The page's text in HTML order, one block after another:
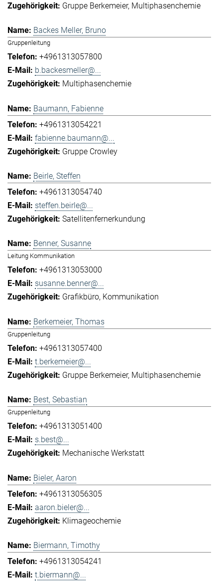
Gruppe Berkemeier Multiphasenchemie
Backes Meller, Bruno
Gruppenleitung
+4961313057800
b.backesmeller@...
Multiphasenchemie
Baumann, Fabienne
+4961313054221
fabienne.baumann@...
Gruppe Crowley
Beirle, Steffen
+4961313054740
steffen.beirle@...
Satellitenfernerkundung
Benner, Susanne
Leitung Kommunikation
+4961313053000
susanne.benner@...
Grafikbüro Kommunikation
Berkemeier, Thomas
Gruppenleitung
+4961313057400
t.berkemeier@...
Gruppe Berkemeier Multiphasenchemie
Best, Sebastian
Gruppenleitung
+4961313051400
s.best@...
Mechanische Werkstatt
Bieler, Aaron
+4961313056305
aaron.bieler@...
Klimageochemie
Biermann, Timothy
+4961313054241
t.biermann@...